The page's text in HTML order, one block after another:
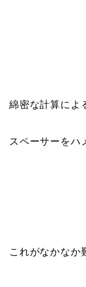
綿密な計算によ
スペーサーをハ
これがなかなか